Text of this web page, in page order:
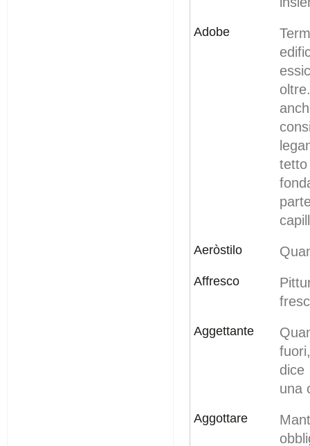
Adobe
Aeròstilo
Affresco
Aggettante
una
Aggottare